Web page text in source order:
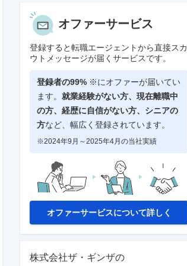
オファーサービス
登録すると転職エージェントから直接スカ
ウトメッセージが届くサービスです。
登録者の99% ※にオファーが届いてい
ます。 就業経験がない方、現在離職中
の方、 経歴に自信がない方、シニアの
方など、幅広く登録されています。
※2024年9月～2025年4月の当社実績
オファーサービスについて詳しく
株式会社ザ・ギンザの